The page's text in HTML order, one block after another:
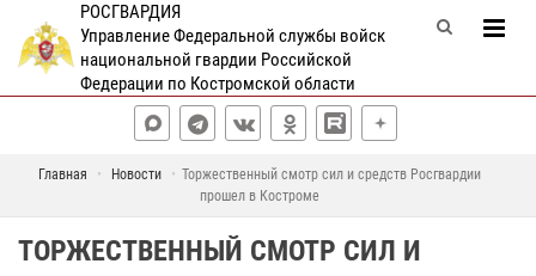
РОСГВАРДИЯ
Управление Федеральной службы войск
национальной гвардии Российской
Федерации по Костромской области
Главная Новости
Торжественный смотр сил и средств Росгвардии
прошел в Костроме
ТОРЖЕСТВЕННЫЙ СМОТР СИЛ И